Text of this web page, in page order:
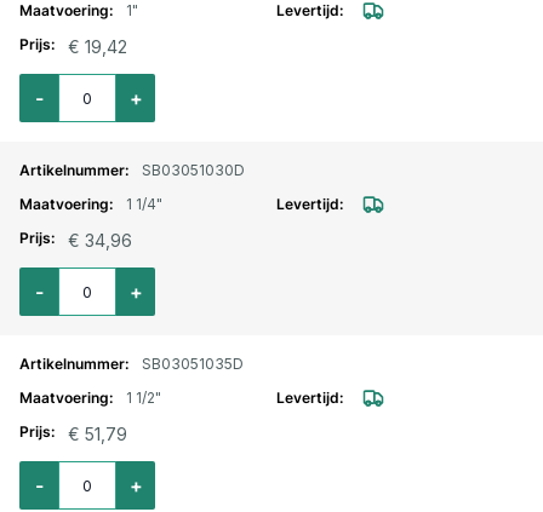
1"
€ 19,42
Aantal voor Drinkwater kogelkraan mess. vernikkeld 1"
+
-
SB03051030D
1 1/4"
€ 34,96
Aantal voor Drinkwater kogelkraan mess. vernikkeld 1.1/4"
+
-
SB03051035D
1 1/2"
€ 51,79
Aantal voor Drinkwater kogelkraan mess. vernikkeld 1.1/2"
+
-